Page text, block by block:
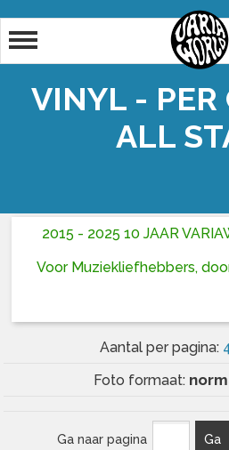
VINYL - PER
ALL
2015 - 2025 10 JAAR
Voor Muziekliefhebbers,
Aantal per pagina:
Foto formaat:
Ga naar pagina Ga